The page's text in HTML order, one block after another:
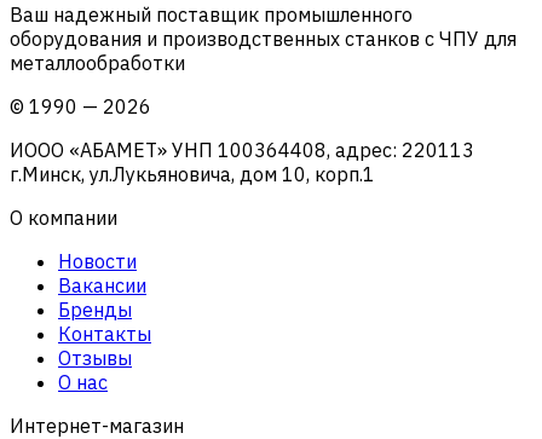
Ваш надежный поставщик промышленного
оборудования и производственных станков с ЧПУ для
металлообработки
© 1990 — 2026
ИООО «АБАМЕТ» УНП 100364408, адрес: 220113
г.Минск, ул.Лукьяновича, дом 10, корп.1
О компании
Новости
Вакансии
Бренды
Контакты
Отзывы
О нас
Интернет-магазин